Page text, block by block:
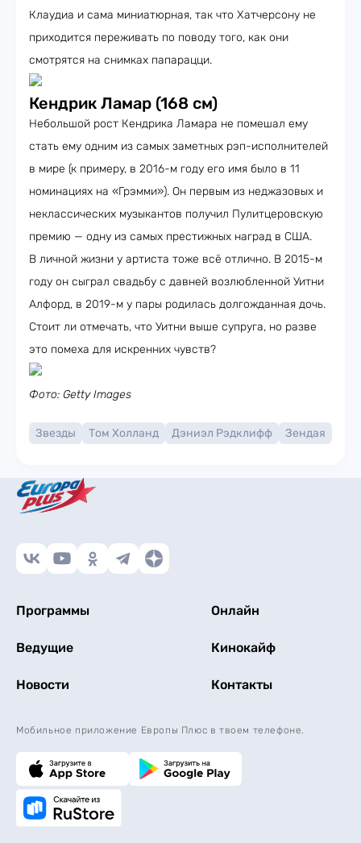
Клаудиа и сама миниатюрная, так что Хатчерсону не
приходится переживать по поводу того, как они
смотрятся на снимках папарацци.
Кендрик Ламар (168 см)
Небольшой рост Кендрика Ламара не помешал ему
стать ему одним из самых заметных рэп-исполнителей
в мире (к примеру, в 2016-м году его имя было в 11
номинациях на «Грэмми»). Он первым из неджазовых и
неклассических музыкантов получил Пулитцеровскую
премию — одну из самых престижных наград в США.
В личной жизни у артиста тоже всё отлично. В 2015-м
году он сыграл свадьбу с давней возлюбленной Уитни
Алфорд, в 2019-м у пары родилась долгожданная дочь.
Стоит ли отмечать, что Уитни выше супруга, но разве
это помеха для искренних чувств?
Фото: Getty Images
Звезды Том Холланд Дэниэл Рэдклифф Зендая
Программы Онлайн
Ведущие Кинокайф
Новости Контакты
Мобильное приложение Европы Плюс в твоем телефоне.